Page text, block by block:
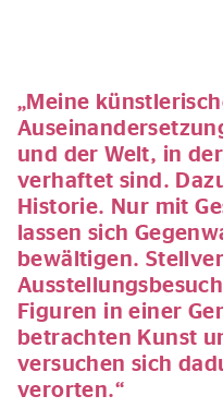
„Meine
und der Welt, in
verhaftet sind.
Historie. Nur mit
lassen sich
bewältigen.
Figuren in einer
betrachten Kunst
versuchen sich
verorten.“